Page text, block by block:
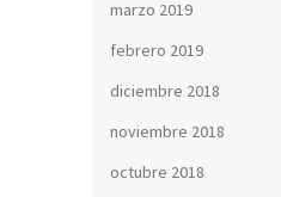
marzo 2019
febrero 2019
diciembre 2018
noviembre 2018
octubre 2018